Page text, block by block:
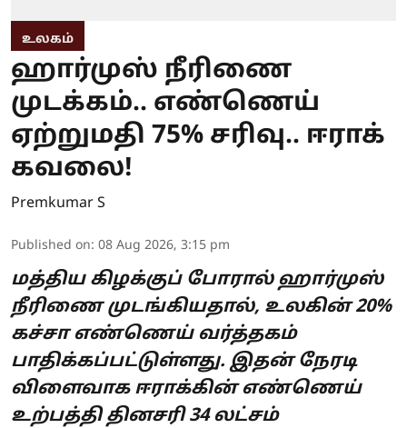
உலகம்
ஹார்முஸ் நீரிணை
முடக்கம்.. எண்ணெய்
ஏற்றுமதி 75% சரிவு.. ஈராக்
கவலை!
Premkumar S
Published on: 08 Aug 2026, 3:15 pm
மத்திய கிழக்குப் போரால் ஹார்முஸ்
நீரிணை முடங்கியதால், உலகின் 20%
கச்சா எண்ணெய் வர்த்தகம்
பாதிக்கப்பட்டுள்ளது. இதன் நேரடி
விளைவாக ஈராக்கின் எண்ணெய்
உற்பத்தி தினசரி 34 லட்சம்